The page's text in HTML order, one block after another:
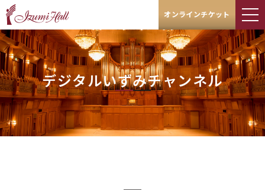
オンラインチケット
デジタルいずみチャンネル